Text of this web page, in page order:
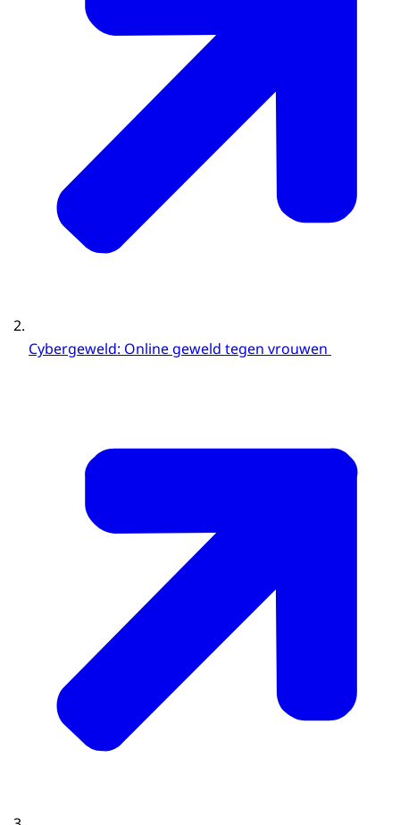
Cybergeweld: Online geweld tegen vrouwen